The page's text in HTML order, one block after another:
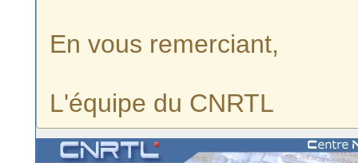
En vous remerciant,
L'équipe du CNRTL